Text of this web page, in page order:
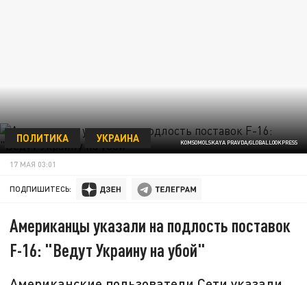
KOMSOMOLSKAYA PRAVDA/GLOBALLOOKPRESS
ПОЛИТИКА УКРАИНА
17 МАЯ 03:01
ПОДПИШИТЕСЬ:
Американцы указали на подлость поставок
F-16: "Ведут Украину на убой"